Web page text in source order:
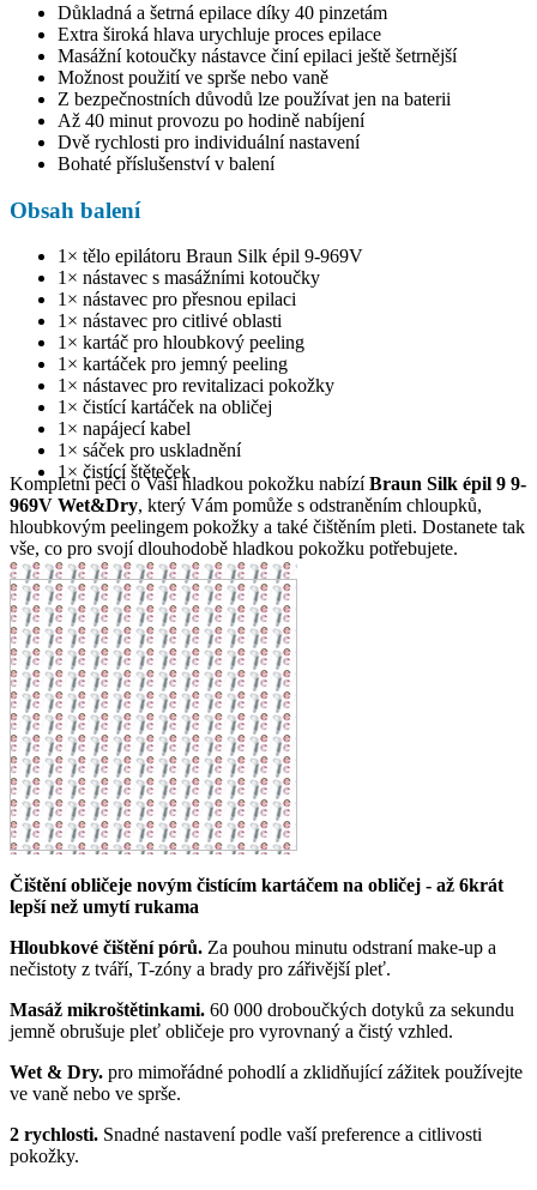
Důkladná a šetrná epilace díky 40 pinzetám
Extra široká hlava urychluje proces epilace
Masážní kotoučky nástavce činí epilaci ještě šetrnější
Možnost použití ve sprše nebo vaně
Z bezpečnostních důvodů lze používat jen na baterii
Až 40 minut provozu po hodině nabíjení
Dvě rychlosti pro individuální nastavení
Bohaté příslušenství v balení
Obsah balení
1× tělo epilátoru Braun Silk épil 9-969V
1× nástavec s masážními kotoučky
1× nástavec pro přesnou epilaci
1× nástavec pro citlivé oblasti
1× kartáč pro hloubkový peeling
1× kartáček pro jemný peeling
1× nástavec pro revitalizaci pokožky
1× čistící kartáček na obličej
1× napájecí kabel
1× sáček pro uskladnění
1× čistící štěteček
Kompletní péči o Vaši hladkou pokožku nabízíBraun Silk épil 9 9-
969V Wet&Dry, který Vám pomůže s odstraněním chloupků,
hloubkovým peelingem pokožky a také čištěním pleti. Dostanete tak
vše, co pro svojí dlouhodobě hladkou pokožku potřebujete.
Čištění obličeje novým čistícím kartáčem na obličej - až 6krát
lepší než umytí rukama
Hloubkové čištění pórů. Za pouhou minutu odstraní make-up a
nečistoty z tváří, T-zóny a brady pro zářivější pleť.
Masáž mikroštětinkami. 60 000 droboučkých dotyků za sekundu
jemně obrušuje pleť obličeje pro vyrovnaný a čistý vzhled.
Wet & Dry. pro mimořádné pohodlí a zklidňující zážitek používejte
ve vaně nebo ve sprše.
2 rychlosti. Snadné nastavení podle vaší preference a citlivosti
pokožky.